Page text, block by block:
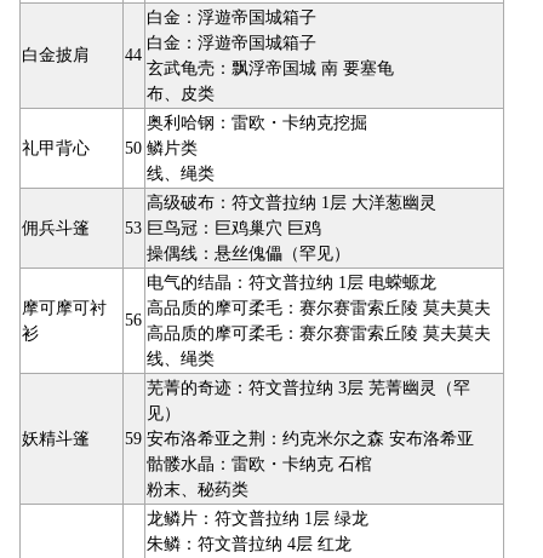
白金披肩 44
白金：浮遊帝国城箱子
白金：浮遊帝国城箱子
玄武龟壳：飘浮帝国城 南 要塞龟
布、皮类
礼甲背心 50
奥利哈钢：雷欧・卡纳克挖掘
鳞片类
线、绳类
佣兵斗篷 53
高级破布：符文普拉纳 1层 大洋葱幽灵
巨鸟冠：巨鸡巢穴 巨鸡
操偶线：悬丝傀儡（罕见）
摩可摩可衬
衫
56
电气的结晶：符文普拉纳 1层 电蝾螈龙
高品质的摩可柔毛：赛尔赛雷索丘陵 莫夫莫夫
高品质的摩可柔毛：赛尔赛雷索丘陵 莫夫莫夫
线、绳类
妖精斗篷 59
芜菁的奇迹：符文普拉纳 3层 芜菁幽灵（罕
见）
安布洛希亚之荆：约克米尔之森 安布洛希亚
骷髅水晶：雷欧・卡纳克 石棺
粉末、秘药类
龙鳞片：符文普拉纳 1层 绿龙
朱鳞：符文普拉纳 4层 红龙